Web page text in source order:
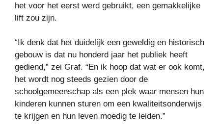
het voor het eerst werd gebruikt, een gemakkelijke
lift zou zijn.
“Ik denk dat het duidelijk een geweldig en historisch
gebouw is dat nu honderd jaar het publiek heeft
gediend,” zei Graf. “En ik hoop dat wat er ook komt,
het wordt nog steeds gezien door de
schoolgemeenschap als een plek waar mensen hun
kinderen kunnen sturen om een ​​kwaliteitsonderwijs
te krijgen en hun leven moedig te leiden.”